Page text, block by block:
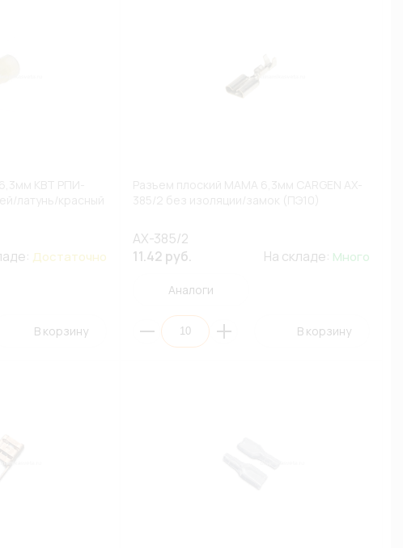
Достаточно
В корзину
AX-385/2
11.42 руб.
На складе: Много
Аналоги
В корзину